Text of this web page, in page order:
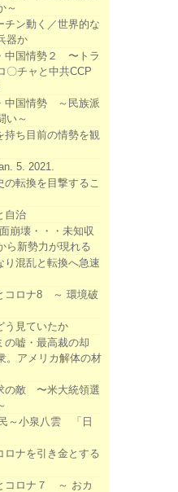
～
チン動く／世界的な
器か
中国情勢２ 〜トラ
〇チャと中共CCP
中国情勢 ～民族派
い～
持ち目前の情勢を観
5. 2021.
転換を目撃するこ
自治
崩壊・・・未知収
ら新勢力が現れる
り混乱と転換へ急速
コロナ8 ～ 環境破
う見ていたか
の嘘・最高裁の却
。アメリカ解体の材
の敵 〜米大統領選
～小泉八雲 「日
ロナを引き金とする
コロナ７ ～ おカ